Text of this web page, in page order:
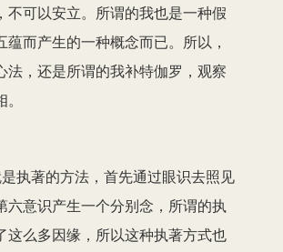
不可以安立。所谓的我也是一种假
蕴而产生的一种概念而已。所以，
法，还是所谓的我补特伽罗，观察
执著的方法，首先通过眼识去照见
六意识产生一个分别念，所谓的执
这么多因缘，所以这种执著方式也